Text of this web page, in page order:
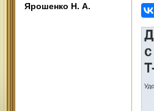
Ярошенко Н. А.